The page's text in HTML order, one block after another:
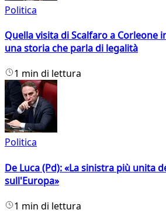
Politica
Quella visita di Scalfaro a Corleone
una storia che parla di legalità
1 min di lettura
Politica
De Luca (Pd): «La sinistra più unita
sull'Europa»
1 min di lettura